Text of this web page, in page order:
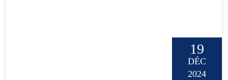
19
DÉC
2024